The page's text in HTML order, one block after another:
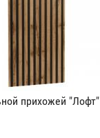
прихожей "Лофт"